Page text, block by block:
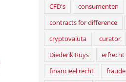
CFD's
consumenten
contracts for difference
cryptovaluta
curator
Diederik Ruys
erfrecht
financieel recht
fraude